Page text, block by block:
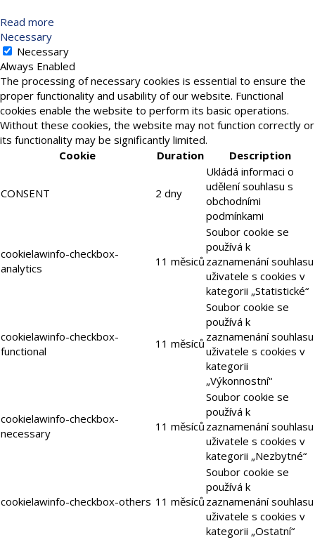
Read more
Necessary
Necessary
Always Enabled
The processing of necessary cookies is essential to ensure the
proper functionality and usability of our website. Functional
cookies enable the website to perform its basic operations.
Without these cookies, the website may not function correctly or
its functionality may be significantly limited.
Cookie
Duration Description
CONSENT 2 dny
Ukládá informaci o
udělení souhlasu s
obchodními
podmínkami
cookielawinfo-checkbox-
analytics
11 měsiců
Soubor cookie se
používá k
zaznamenání souhlasu
uživatele s cookies v
kategorii „Statistické“
cookielawinfo-checkbox-
functional
11 měsíců
Soubor cookie se
používá k
zaznamenání souhlasu
uživatele s cookies v
kategorii
„Výkonnostní“
cookielawinfo-checkbox-
necessary
11 měsíců
Soubor cookie se
používá k
zaznamenání souhlasu
uživatele s cookies v
kategorii „Nezbytné“
cookielawinfo-checkbox-others 11 měsíců
Soubor cookie se
používá k
zaznamenání souhlasu
uživatele s cookies v
kategorii „Ostatní“